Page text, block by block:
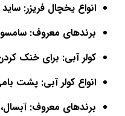
انواع یخچال فریزر: ساید
برندهای معروف:
کولر آبی: برای خنک
انواع کولر آبی: پشت
برندهای معروف: آبسال،